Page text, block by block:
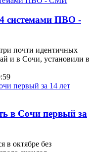
системами ПВО -
почти идентичных
и в Сочи, установили в
в Сочи первый за
в октябре без